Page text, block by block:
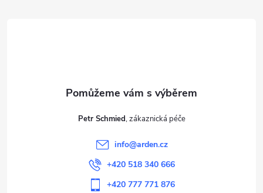
Petr Schmied
info@arden.cz
+420 518 340 666
+420 777 771 876